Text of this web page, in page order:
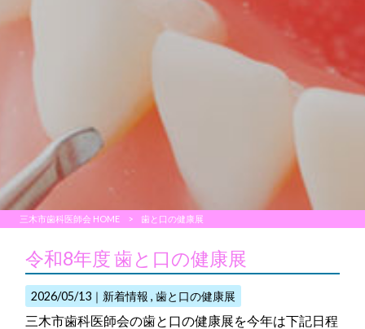
三木市歯科医師会 HOME > 歯と口の健康展
令和8年度 歯と口の健康展
2026/05/13｜ 新着情報 歯と口の健康展
三木市歯科医師会の歯と口の健康展を今年は下記日程